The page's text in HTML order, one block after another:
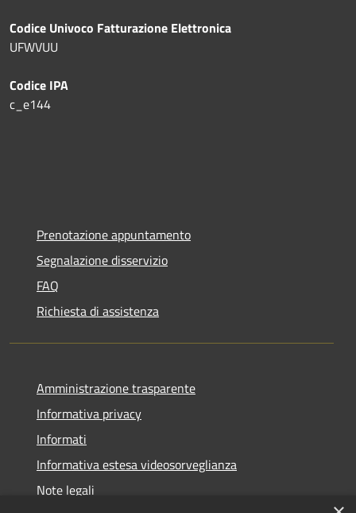
Codice Univoco Fatturazione Elettronica
UFWVUU
Codice IPA
c_e144
Prenotazione appuntamento
Segnalazione disservizio
FAQ
Richiesta di assistenza
Amministrazione trasparente
Informativa privacy
Informati
Informativa estesa videosorveglianza
Note legali